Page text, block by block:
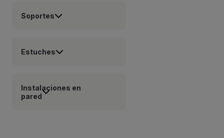
Soportes
Estuches
Instalaciones en
pared